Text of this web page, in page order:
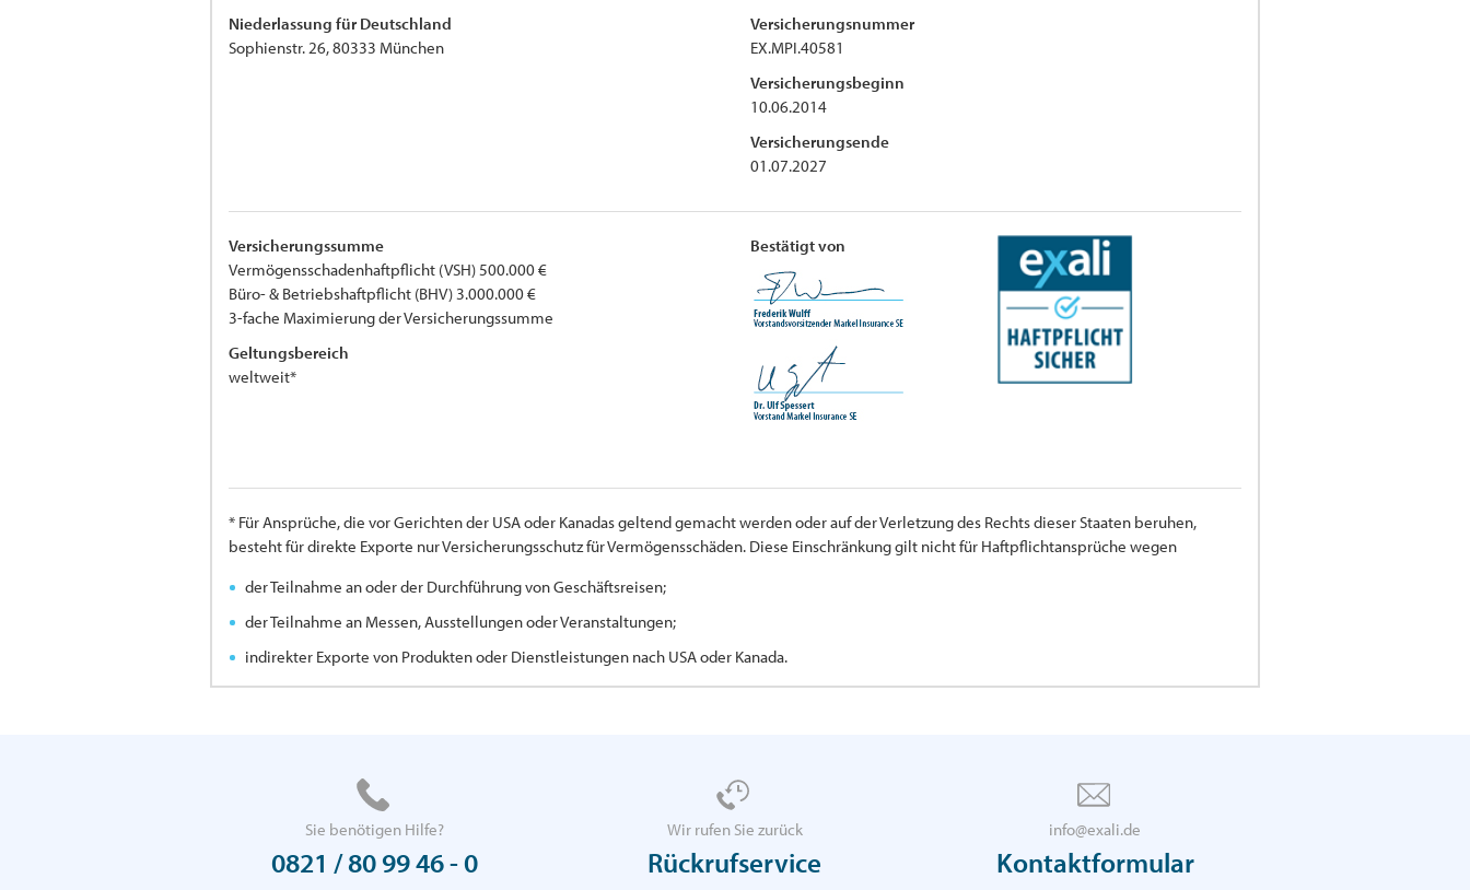
Niederlassung für Deutschland
Sophienstr. 26, 80333 München
Versicherungsnummer
EX.MPI.40581
Versicherungsbeginn
10.06.2014
Versicherungsende
01.07.2027
Versicherungssumme
Vermögensschadenhaftpflicht (VSH) 500.000 €
Büro- & Betriebshaftpflicht (BHV) 3.000.000 €
3-fache Maximierung der Versicherungssumme
Geltungsbereich
weltweit*
Bestätigt von
* Für Ansprüche, die vor Gerichten der USA oder Kanadas geltend gemacht werden oder auf der Verletzung des Rechts dieser Staaten beruhen,
besteht für direkte Exporte nur Versicherungsschutz für Vermögensschäden. Diese Einschränkung gilt nicht für Haftpflichtansprüche wegen
der Teilnahme an oder der Durchführung von Geschäftsreisen;
der Teilnahme an Messen, Ausstellungen oder Veranstaltungen;
indirekter Exporte von Produkten oder Dienstleistungen nach USA oder Kanada.
Sie benötigen Hilfe?
0821 / 80 99 46 - 0
Wir rufen Sie zurück
Rückrufservice
info@exali.de
Kontaktformular